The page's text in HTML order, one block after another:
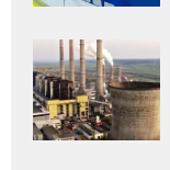
Adaugă
aici textul
pentru
subtitlu